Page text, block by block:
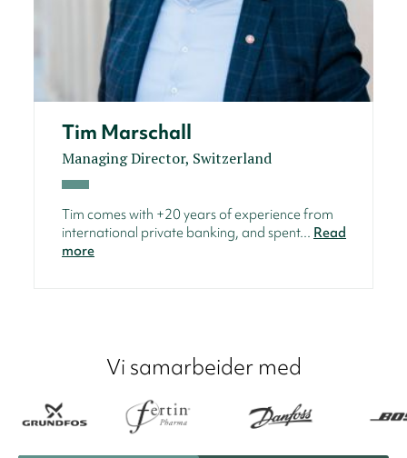
Tim Marschall
Managing Director, Switzerland
Tim comes with +20 years of experience from
international private banking, and spent... Read
more
Vi samarbeider med